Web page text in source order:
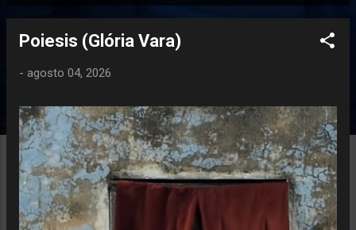
Poiesis (Glória Vara)
- agosto 04, 2026